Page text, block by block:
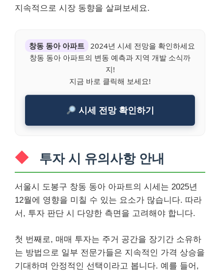
지속적으로 시장 동향을 살펴보세요.
창동 동아 아파트 2024년 시세 전망을 확인하세요
창동 동아 아파트의 변동 예측과 지역 개발 소식까
지!
지금 바로 클릭해 보세요!
시세 전망 확인하기
투자 시 유의사항 안내
서울시 도봉구 창동 동아 아파트의 시세는 2025년
12월에 영향을 미칠 수 있는 요소가 많습니다. 따라
서, 투자 판단 시 다양한 측면을 고려해야 합니다.
첫 번째로, 매매 투자는 주거 공간을 장기간 소유하
는 방법으로 일부 전문가들은 지속적인 가격 상승을
기대하며 안정적인 선택이라고 봅니다. 예를 들어,